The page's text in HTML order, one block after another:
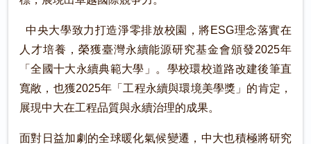
中央大學致力打造淨零排放校園，將ESG理念落實在
人才培養，榮獲臺灣永續能源研究基金會頒發2025年
「全國十大永續典範大學」。學校環校道路改建後筆直
寬敞，也獲2025年「工程永續與環境美學獎」的肯定，
展現中大在工程品質與永續治理的成果。
面對日益加劇的全球暖化氣候變遷，中大也積極將研究